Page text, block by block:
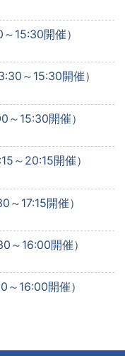
15:30開催）
～15:30開催）
～15:30開催）
～20:15開催）
17:15開催）
～16:00開催）
16:00開催）